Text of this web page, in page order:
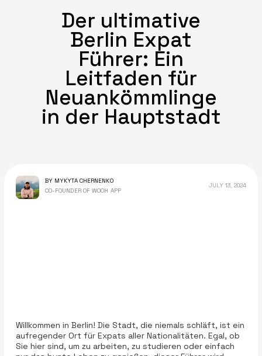
Der ultimative
Berlin Expat
Führer: Ein
Leitfaden für
Neuankömmlinge
in der Hauptstadt
BY MYKYTA CHERNENKO
CO-FOUNDER OF WOOH APP
JULY 13, 2024
Willkommen in Berlin! Die Stadt, die niemals schläft, ist ein
aufregender Ort für Expats aller Nationalitäten. Egal, ob
Sie hier sind, um zu arbeiten, zu studieren oder einfach